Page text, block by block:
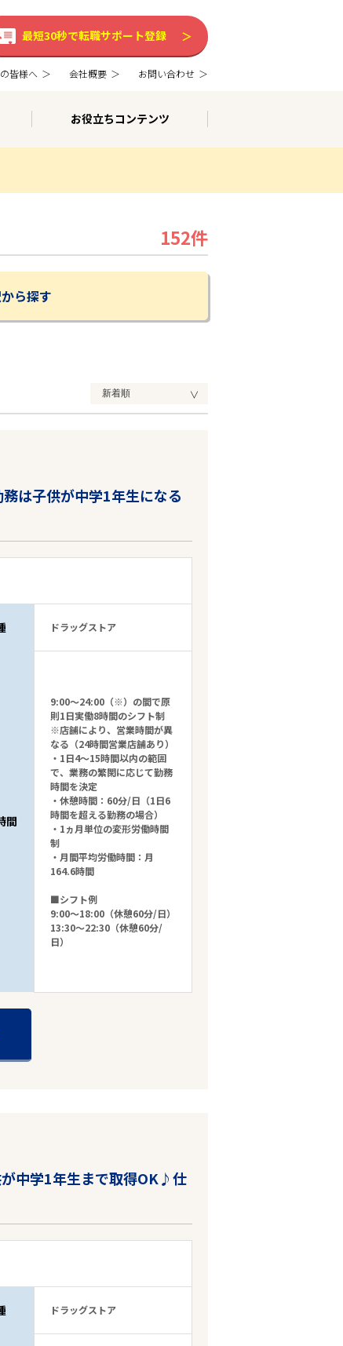
最短30秒で転職サポート登録
皆様へ 会社概要 お問い合わせ
お役立ちコンテンツ
152件
ら探す
は子供が中学1年生になる
ドラッグストア
間
9:00～24:00（※）の間で原
則1日実働8時間のシフト制
※店舗により、営業時間が異
なる（24時間営業店舗あり）
・1日4～15時間以内の範囲
で、業務の繁閑に応じて勤務
時間を決定
・休憩時間：60分/日（1日6
時間を超える勤務の場合）
・1ヵ月単位の変形労働時間
制
・月間平均労働時間：月
164.6時間
■シフト例
9:00～18:00（休憩60分/日）
13:30～22:30（休憩60分/
日）
中学1年生まで取得OK♪仕
ドラッグストア